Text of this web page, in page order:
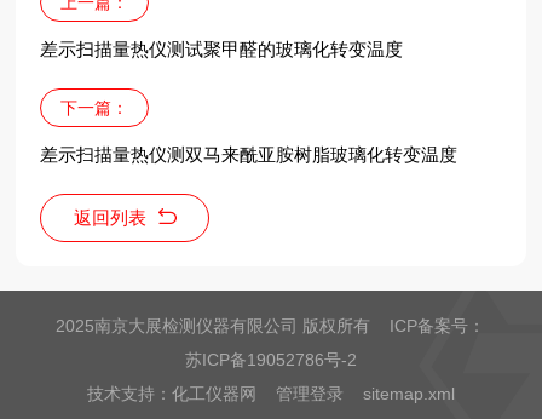
差示扫描量热仪测试聚甲醛的玻璃化转变温度
下一篇：
差示扫描量热仪测双马来酰亚胺树脂玻璃化转变温度
返回列表
2025南京大展检测仪器有限公司 版权所有 ICP备案号：
苏ICP备19052786号-2
技术支持： 化工仪器网 管理登录 sitemap.xml